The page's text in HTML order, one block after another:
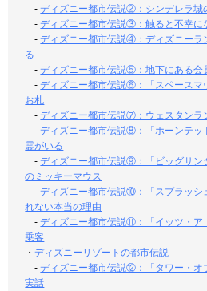
-ディズニー都市伝説②：シンデレラ城
-ディズニー都市伝説③：触ると不幸に
-ディズニー都市伝説④：ディズニーラ
る
-ディズニー都市伝説⑤：地下にある会
-ディズニー都市伝説⑥：「スペースマ
お札
-ディズニー都市伝説⑦：ウェスタンラ
-ディズニー都市伝説⑧：「ホーンテッ
霊がいる
-ディズニー都市伝説⑨：「ビッグサン
のミッキーマウス
-ディズニー都市伝説⑩：「スプラッシ
れない本当の理由
-ディズニー都市伝説⑪：「イッツ・ア
乗客
・ディズニーリゾートの都市伝説
-ディズニー都市伝説⑫：「タワー・オ
実話